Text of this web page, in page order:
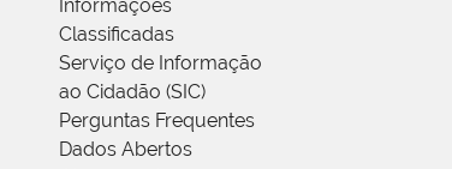
Informações
Classificadas
Serviço de Informação
ao Cidadão (SIC)
Perguntas Frequentes
Dados Abertos